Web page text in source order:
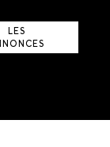
LES